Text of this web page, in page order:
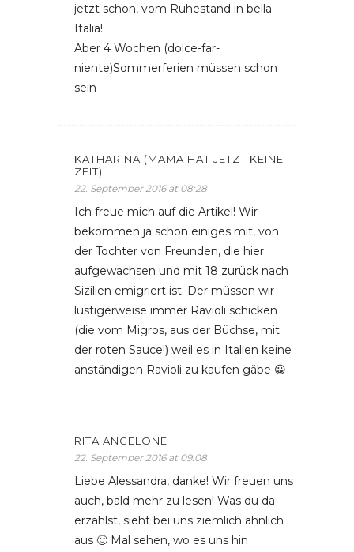
jetzt schon, vom Ruhestand in bella
Italia!
Aber 4 Wochen (dolce-far-
niente)Sommerferien müssen schon
sein
KATHARINA (MAMA HAT JETZT KEINE
ZEIT)
22. September 2016 at 08:28
Ich freue mich auf die Artikel! Wir
bekommen ja schon einiges mit, von
der Tochter von Freunden, die hier
aufgewachsen und mit 18 zurück nach
Sizilien emigriert ist. Der müssen wir
lustigerweise immer Ravioli schicken
(die vom Migros, aus der Büchse, mit
der roten Sauce!) weil es in Italien keine
anständigen Ravioli zu kaufen gäbe 😀
RITA ANGELONE
22. September 2016 at 09:08
Liebe Alessandra, danke! Wir freuen uns
auch, bald mehr zu lesen! Was du da
erzählst, sieht bei uns ziemlich ähnlich
aus 🙂 Mal sehen, wo es uns hin